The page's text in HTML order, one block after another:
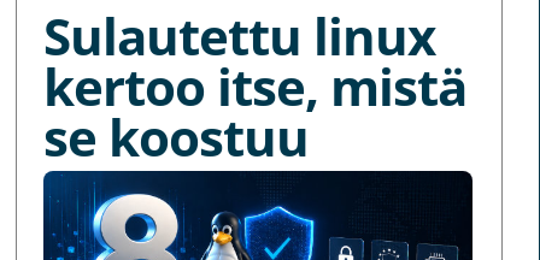
Sulautettu linux
kertoo itse, mistä
se koostuu